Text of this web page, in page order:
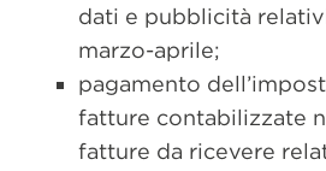
dati e pubblicità
marzo-aprile;
pagamento
fatture contabilizzate
fatture da ricevere